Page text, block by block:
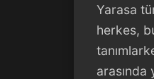
Yarasa
herkes,
arasında